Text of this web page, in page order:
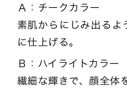
Ａ：チークカラー
素肌からにじみ出るよ
に仕上げる。
Ｂ：ハイライトカラー
繊細な輝きで、顔全体